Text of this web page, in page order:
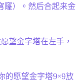
窿）。然后合起来金
望金字塔在左手，
的愿望金字塔9×9放